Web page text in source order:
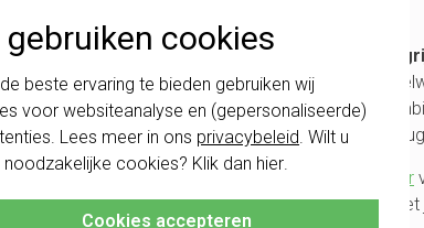
gebruiken cookies
beste ervaring te bieden gebruiken wij
voor websiteanalyse en (gepersonaliseerde)
Lees meer in ons privacybeleid . Wilt u
noodzakelijke cookies? Klik dan hier
Cookies accepteren
tablet via de Gira app (Bluetooth). Systeem 55,
Huidige voorraad:
0 stuk(s)
Memory Systeem 3000 Systeem 55
Memory. Toepasbaar op verschillende
rolluiken, verlichting of ventilatoren te bedienen.
Huidige voorraad:
te
vóór
Klik hier
altijd